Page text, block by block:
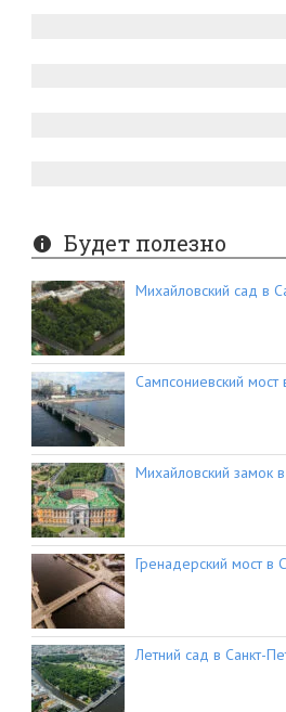
Будет полезно
Михайловский сад в
Сампсониевский мост
Михайловский замок
Гренадерский мост в
Летний сад в Санкт-